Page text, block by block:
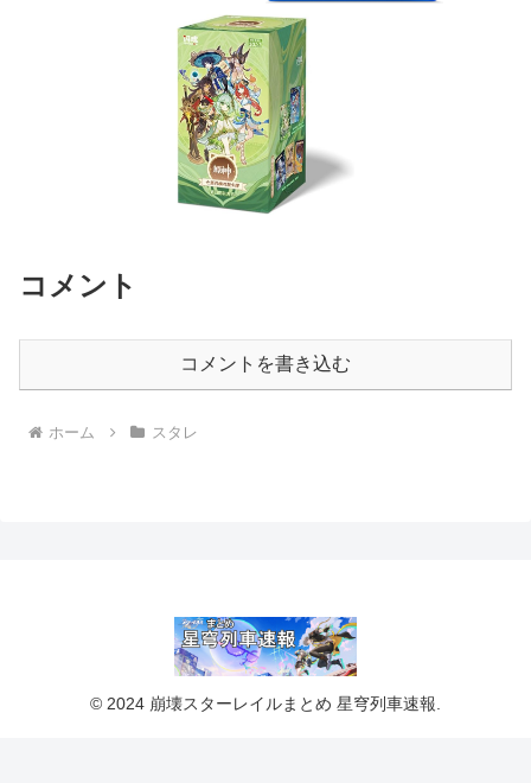
コメント
コメントを書き込む
ホーム スタレ
© 2024 崩壊スターレイルまとめ 星穹列車速報.